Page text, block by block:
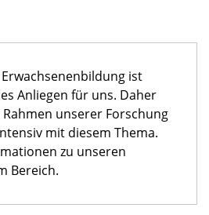
ist
Anliegen für uns. Daher
unserer Forschung
mit diesem Thema.
zu unseren
Bereich.